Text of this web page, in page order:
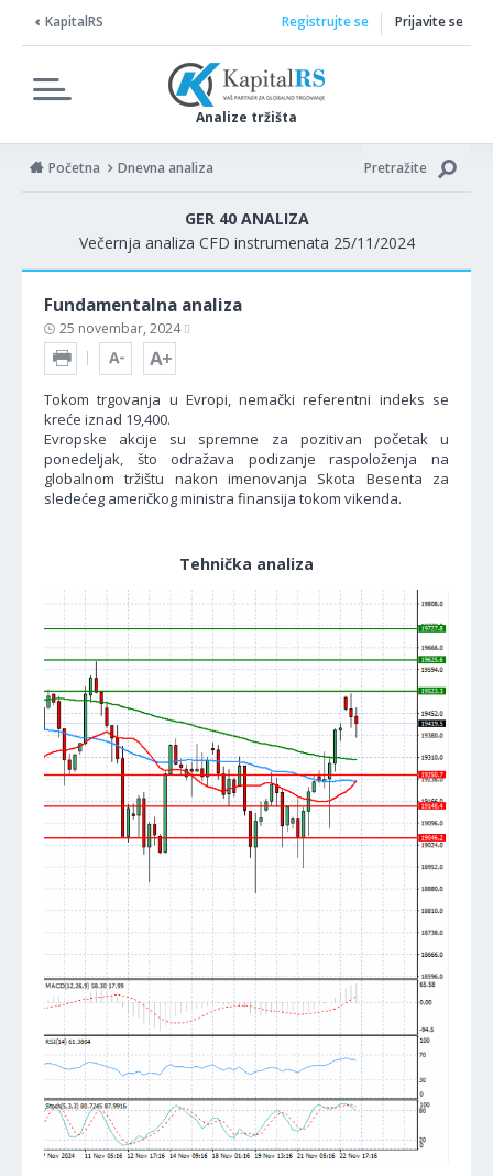
KapitalRS
Analize tržišta
Registrujte se Prijavite se
Početna Dnevna analiza Pretražite
GER 40 ANALIZA
Večernja analiza CFD instrumenata 25/11/2024
Fundamentalna analiza
25 novembar, 2024
Tokom trgovanja u Evropi, nemački referentni indeks se
kreće iznad 19,400.
Evropske akcije su spremne za pozitivan početak u
ponedeljak, što odražava podizanje raspoloženja na
globalnom tržištu nakon imenovanja Skota Besenta za
sledećeg američkog ministra finansija tokom vikenda.
Tehnička analiza